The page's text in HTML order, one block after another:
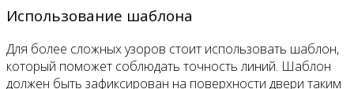
Использование шаблона
Для более сложных узоров стоит использовать шаблон,
который поможет соблюдать точность линий. Шаблон
должен быть зафиксирован на поверхности двери таким